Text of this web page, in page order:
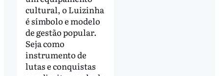
cultural, o Luizinha
é símbolo e modelo
de gestão popular.
Seja como
instrumento de
lutas e conquistas